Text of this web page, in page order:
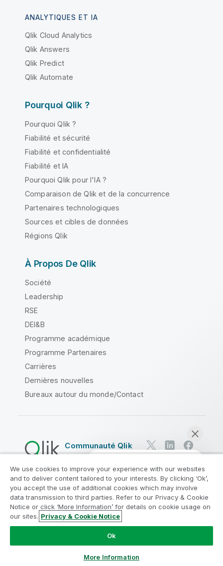
Discuter maintenant
ANALYTIQUES ET IA
Qlik Cloud Analytics
Qlik Answers
Qlik Predict
Qlik Automate
Pourquoi Qlik ?
Pourquoi Qlik ?
Fiabilité et sécurité
Fiabilité et confidentialité
Fiabilité et IA
Pourquoi Qlik pour l'IA ?
Comparaison de Qlik et de la concurrence
Partenaires technologiques
Sources et cibles de données
Régions Qlik
À Propos De Qlik
Société
Leadership
RSE
DEI&B
Programme académique
Programme Partenaires
Carrières
Dernières nouvelles
Bureaux autour du monde/Contact
Communauté Qlik
Contrats juridiques
Conditions d'utilisation des produits
Legal Policies
Conditions légales
Conditions d'utilisation
Marques
Do Not Share My Info
Copyright © 1993-2026 QlikTech International AB. Tous
We use cookies to improve your experience with our websites
and to deliver content tailored to your interests. By clicking ‘Ok’,
you accept the use of additional cookies which may involve
data transmission to third parties. Refer to our Privacy & Cookie
Notice or click ‘More Information’ for details on cookie usage on
our sites. Privacy & Cookie Notice
Ok
More Information